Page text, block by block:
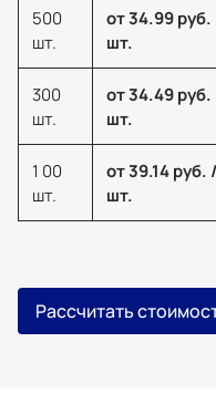
500
шт.
от 34.99 руб.
шт.
300
шт.
от 34.49 руб.
шт.
1 00
шт.
от 39.14 руб. /
шт.
Рассчитать